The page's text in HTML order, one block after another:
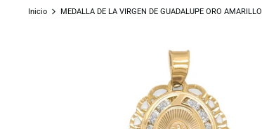
Inicio MEDALLA DE LA VIRGEN DE GUADALUPE ORO AMARILLO